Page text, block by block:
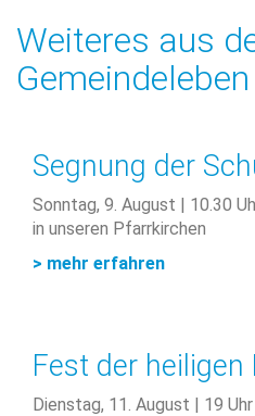
Weiteres aus
Gemeindeleben
Segnung der
Sonntag, 9. August | 10.30
in unseren Pfarrkirchen
> mehr erfahren
Fest der heiligen
Dienstag, 11. August | 19 Uhr